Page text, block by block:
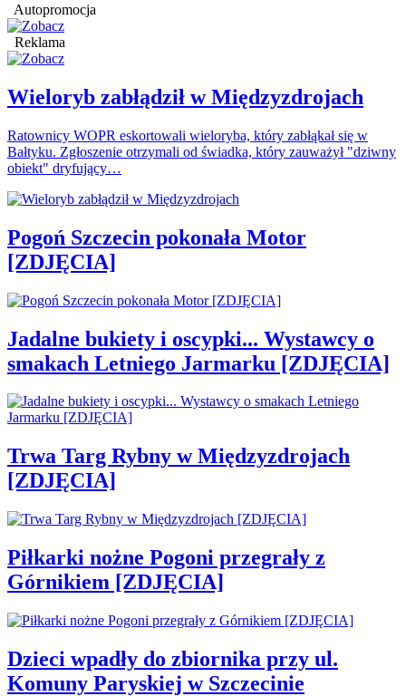
Autopromocja
Reklama
Wieloryb zabłądził w Międzyzdrojach
Ratownicy WOPR eskortowali wieloryba, który zabłąkał się w
Bałtyku. Zgłoszenie otrzymali od świadka, który zauważył "dziwny
obiekt" dryfujący…
Pogoń Szczecin pokonała Motor
[ZDJĘCIA]
Jadalne bukiety i oscypki... Wystawcy o
smakach Letniego Jarmarku [ZDJĘCIA]
Trwa Targ Rybny w Międzyzdrojach
[ZDJĘCIA]
Piłkarki nożne Pogoni przegrały z
Górnikiem [ZDJĘCIA]
Dzieci wpadły do zbiornika przy ul.
Komuny Paryskiej w Szczecinie